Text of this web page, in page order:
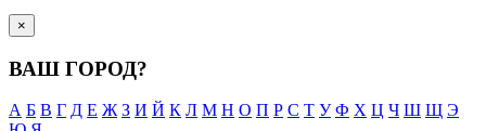
×
ВАШ ГОРОД?
А Б В Г Д Е Ж З И Й К Л М Н О П Р С Т У Ф Х Ц Ч Ш Щ Э